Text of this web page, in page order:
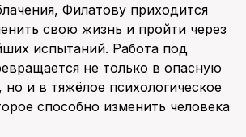
Филатову приходится
свою жизнь и пройти через
испытаний. Работа под
не только в опасную
и в тяжёлое психологическое
способно изменить человека